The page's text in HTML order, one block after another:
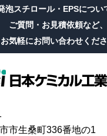
泡スチロール・EPSについ
ご質問・お見積依頼など、
お気軽にお問い合わせくだ
市生桑町336番地の1